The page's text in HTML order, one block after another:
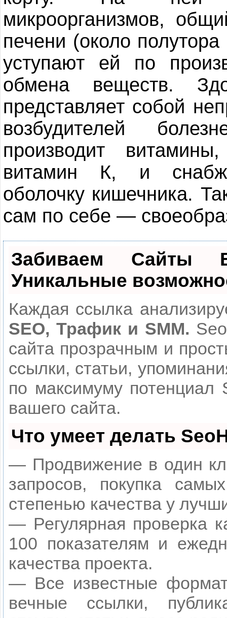
микроорганизмов,
печени (около
уступают ей по
обмена веществ.
представляет собой
возбудителей
производит
витамин К, и
оболочку кишечника.
сам по себе —
Забиваем
Уникальные
Каждая ссылка
SEO, Трафик и SMM.
сайта прозрачным и
ссылки, статьи,
по максимуму потенциал
вашего сайта.
Что умеет делать
— Продвижение в один
запросов, покупка
степенью качества у
— Регулярная проверка
100 показателям и
качества проекта.
— Все известные
вечные ссылки,